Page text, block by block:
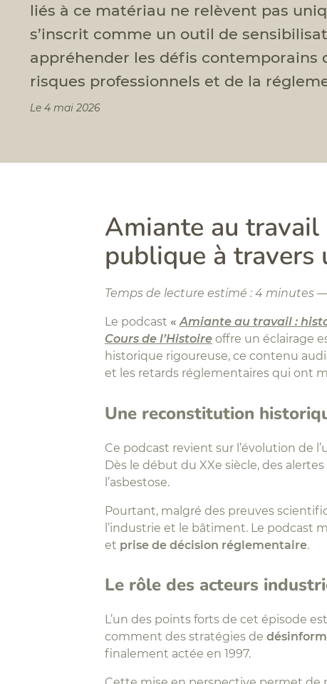
liés à ce matériau ne relèvent pas
s’inscrit comme un outil de
appréhender les défis contemporains
risques professionnels et de la
Le 4 mai 2026
Amiante au travail
publique à travers
Temps de lecture estimé : 4 minutes
Le podcast «Amiante au travail :
Cours de l’Histoire offre un éclairage
historique rigoureuse, ce contenu
et les retards réglementaires qui ont
Une reconstitution
Ce podcast revient sur l’évolution de
Dès le début du XXe siècle, des
l’asbestose.
Pourtant, malgré des preuves
l’industrie et le bâtiment. Le podcast
et prise de décision réglementaire.
Le rôle des acteurs
L’un des points forts de cet épisode
comment des stratégies de
finalement actée en 1997.